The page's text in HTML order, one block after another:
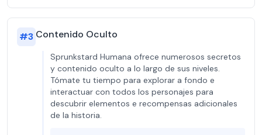
#3 Contenido Oculto
Sprunkstard Humana ofrece numerosos secretos
y contenido oculto a lo largo de sus niveles.
Tómate tu tiempo para explorar a fondo e
interactuar con todos los personajes para
descubrir elementos e recompensas adicionales
de la historia.